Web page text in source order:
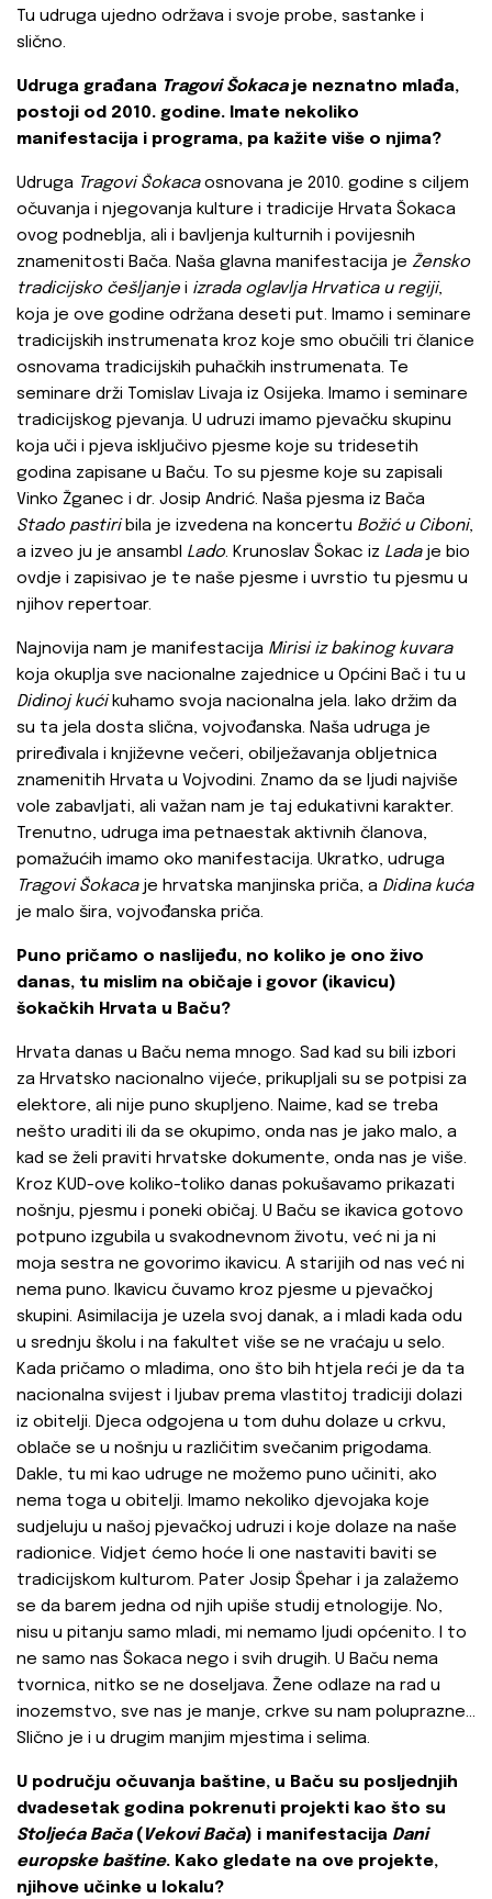
Tu udruga ujedno održava i svoje probe, sastanke i
slično.
Udruga građana Tragovi Šokacaje neznatno mlađa,
postoji od 2010. godine. Imate nekoliko
manifestacija i programa, pa kažite više o njima?
Udruga Tragovi Šokacaosnovana je 2010. godine s ciljem
očuvanja i njegovanja kulture i tradicije Hrvata Šokaca
ovog podneblja, ali i bavljenja kulturnih i povijesnih
znamenitosti Bača. Naša glavna manifestacija je Žensko
tradicijsko češljanje i izrada oglavlja Hrvatica u regiji,
koja je ove godine održana deseti put. Imamo i seminare
tradicijskih instrumenata kroz koje smo obučili tri članice
osnovama tradicijskih puhačkih instrumenata. Te
seminare drži Tomislav Livaja iz Osijeka. Imamo i seminare
tradicijskog pjevanja. U udruzi imamo pjevačku skupinu
koja uči i pjeva isključivo pjesme koje su tridesetih
godina zapisane u Baču. To su pjesme koje su zapisali
Vinko Žganec i dr. Josip Andrić. Naša pjesma iz Bača
Stado pastiribila je izvedena na koncertu Božić u Ciboni,
a izveo ju je ansambl Lado. Krunoslav Šokac iz Ladaje bio
ovdje i zapisivao je te naše pjesme i uvrstio tu pjesmu u
njihov repertoar.
Najnovija nam je manifestacija Mirisi iz bakinog kuvara
koja okuplja sve nacionalne zajednice u Općini Bač i tu u
Didinoj kućikuhamo svoja nacionalna jela. Iako držim da
su ta jela dosta slična, vojvođanska. Naša udruga je
priređivala i književne večeri, obilježavanja obljetnica
znamenitih Hrvata u Vojvodini. Znamo da se ljudi najviše
vole zabavljati, ali važan nam je taj edukativni karakter.
Trenutno, udruga ima petnaestak aktivnih članova,
pomažućih imamo oko manifestacija. Ukratko, udruga
Tragovi Šokacaje hrvatska manjinska priča, a Didina kuća
je malo šira, vojvođanska priča.
Puno pričamo o naslijeđu, no koliko je ono živo
danas, tu mislim na običaje i govor (ikavicu)
šokačkih Hrvata u Baču?
Hrvata danas u Baču nema mnogo. Sad kad su bili izbori
za Hrvatsko nacionalno vijeće, prikupljali su se potpisi za
elektore, ali nije puno skupljeno. Naime, kad se treba
nešto uraditi ili da se okupimo, onda nas je jako malo, a
kad se želi praviti hrvatske dokumente, onda nas je više.
Kroz KUD-ove koliko-toliko danas pokušavamo prikazati
nošnju, pjesmu i poneki običaj. U Baču se ikavica gotovo
potpuno izgubila u svakodnevnom životu, već ni ja ni
moja sestra ne govorimo ikavicu. A starijih od nas već ni
nema puno. Ikavicu čuvamo kroz pjesme u pjevačkoj
skupini. Asimilacija je uzela svoj danak, a i mladi kada odu
u srednju školu i na fakultet više se ne vraćaju u selo.
Kada pričamo o mladima, ono što bih htjela reći je da ta
nacionalna svijest i ljubav prema vlastitoj tradiciji dolazi
iz obitelji. Djeca odgojena u tom duhu dolaze u crkvu,
oblače se u nošnju u različitim svečanim prigodama.
Dakle, tu mi kao udruge ne možemo puno učiniti, ako
nema toga u obitelji. Imamo nekoliko djevojaka koje
sudjeluju u našoj pjevačkoj udruzi i koje dolaze na naše
radionice. Vidjet ćemo hoće li one nastaviti baviti se
tradicijskom kulturom. Pater Josip Špehar i ja zalažemo
se da barem jedna od njih upiše studij etnologije. No,
nisu u pitanju samo mladi, mi nemamo ljudi općenito. I to
ne samo nas Šokaca nego i svih drugih. U Baču nema
tvornica, nitko se ne doseljava. Žene odlaze na rad u
inozemstvo, sve nas je manje, crkve su nam poluprazne...
Slično je i u drugim manjim mjestima i selima.
U području očuvanja baštine, u Baču su posljednjih
dvadesetak godina pokrenuti projekti kao što su
Stoljeća Bača( Vekovi Bača) i manifestacija Dani
europske baštine. Kako gledate na ove projekte,
njihove učinke u lokalu?